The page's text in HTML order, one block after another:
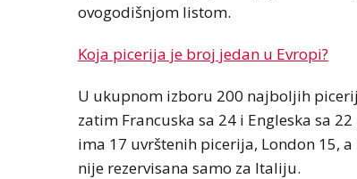
ovogodišnjom listom.
Koja picerija je broj jedan u Evropi?
U ukupnom izboru 200 najboljih
zatim Francuska sa 24 i Engleska sa
ima 17 uvrštenih picerija, London 15,
nije rezervisana samo za Italiju.